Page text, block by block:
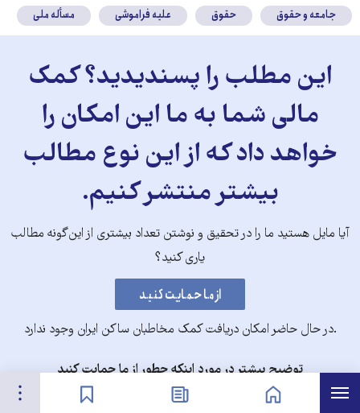
فهرست نشان‌گذاشته‌ها
جامعه و حقوق حقوق علیه فراموشی مسأله ملی
این مطلب را پسندیدید؟ کمک
مالی شما به ما این امکان را
خواهد داد که از این نوع مطالب
بیشتر منتشر کنیم.
آیا مایل هستید ما را در تحقیق و نوشتن تعداد بیشتری از این‌گونه مطالب
یاری کنید؟
.در حال حاضر امکان دریافت کمک مخاطبان ساکن ایران وجود ندارد
توضیح بیشتر در مورد اینکه چطور از ما حمایت کنید